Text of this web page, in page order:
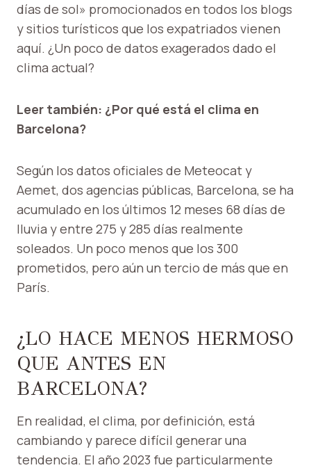
días de sol» promocionados en todos los blogs
y sitios turísticos que los expatriados vienen
aquí. ¿Un poco de datos exagerados dado el
clima actual?
Leer también: ¿Por qué está el clima en
Barcelona?
Según los datos oficiales de Meteocat y
Aemet, dos agencias públicas, Barcelona, ​​se ha
acumulado en los últimos 12 meses 68 días de
lluvia y entre 275 y 285 días realmente
soleados. Un poco menos que los 300
prometidos, pero aún un tercio de más que en
París.
¿LO HACE MENOS HERMOSO
QUE ANTES EN
BARCELONA?
En realidad, el clima, por definición, está
cambiando y parece difícil generar una
tendencia. El año 2023 fue particularmente